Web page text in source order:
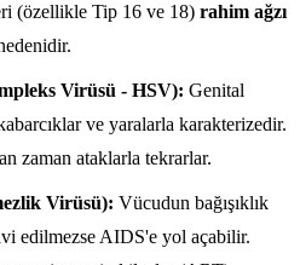
(özellikle Tip 16 ve 18) rahim ağzı
Virüsü - HSV): Genital
ve yaralarla karakterizedir.
zaman ataklarla tekrarlar.
Virüsü): Vücudun bağışıklık
edilmezse AIDS'e yol açabilir.